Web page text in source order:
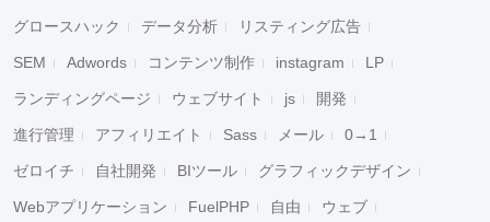
グロースハック データ分析 リスティング広告
SEM Adwords コンテンツ制作 instagram LP
ランディングページ ウェブサイト js 開発
進行管理 アフィリエイト Sass メール 0→1
ゼロイチ 自社開発 BIツール グラフィックデザイン
Webアプリケーション FuelPHP 自由 ウェブ